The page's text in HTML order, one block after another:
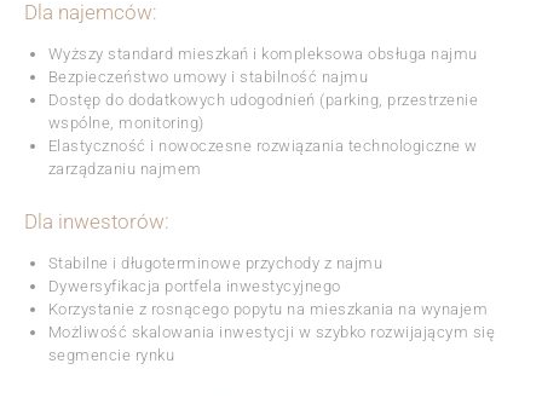
Dla najemców:
Wyższy standard mieszkań i kompleksowa obsługa najmu
Bezpieczeństwo umowy i stabilność najmu
Dostęp do dodatkowych udogodnień (parking, przestrzenie
wspólne, monitoring)
Elastyczność i nowoczesne rozwiązania technologiczne w
zarządzaniu najmem
Dla inwestorów:
Stabilne i długoterminowe przychody z najmu
Dywersyfikacja portfela inwestycyjnego
Korzystanie z rosnącego popytu na mieszkania na wynajem
Możliwość skalowania inwestycji w szybko rozwijającym się
segmencie rynku